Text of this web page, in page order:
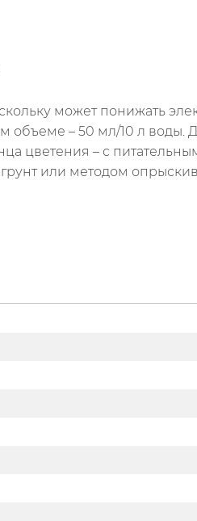
может понижать
объеме – 50 мл/10 л воды.
цветения – с
или методом